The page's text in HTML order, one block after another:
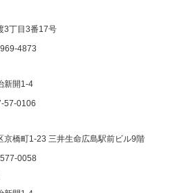
丁目3番17号
4873
新開1-4
57-0106
京橋町1-23 三井生命広島駅前ビル9階
0058